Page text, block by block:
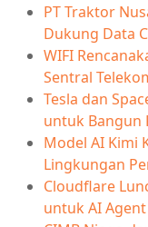
PT Traktor
Dukung Data
WIFI
Sentral
Tesla dan
untuk Bangun
Model AI Kimi
Lingkungan
Cloudflare
untuk AI Agent